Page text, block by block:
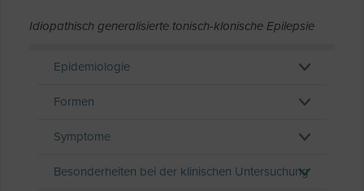
Idiopathisch generalisierte tonisch-klonische Epilepsie
Epidemiologie
Formen
Symptome
Besonderheiten bei der klinischen Untersuchung